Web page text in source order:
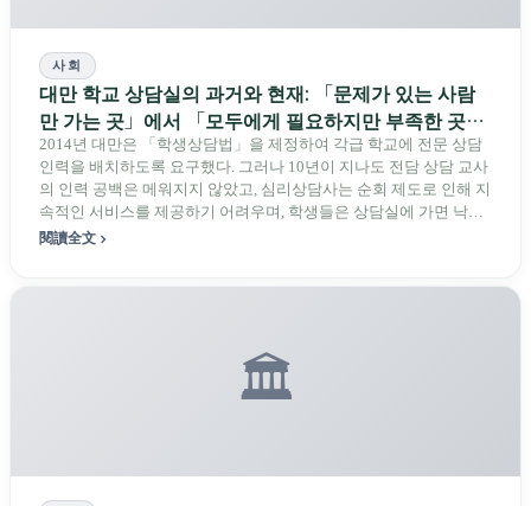
사회
대만 학교 상담실의 과거와 현재: 「문제가 있는 사람
만 가는 곳」에서 「모두에게 필요하지만 부족한 곳」
으로
2014년 대만은 「학생상담법」을 제정하여 각급 학교에 전문 상담
인력을 배치하도록 요구했다. 그러나 10년이 지나도 전담 상담 교사
의 인력 공백은 메워지지 않았고, 심리상담사는 순회 제도로 인해 지
속적인 서비스를 제공하기 어려우며, 학생들은 상담실에 가면 낙인
이 찍힐까 우려한다. 「슈퍼 교사」상을 수상한 전담 상담 교사는
閱讀全文
🏛️